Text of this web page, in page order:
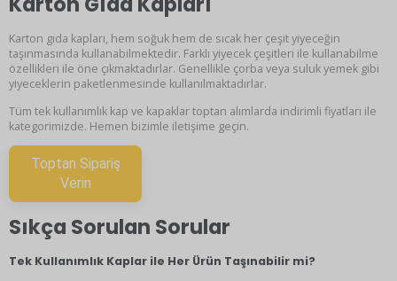
Karton gıda kapları, hem soğuk hem de sıcak her çeşit yiyeceğin
taşınmasında kullanabilmektedir. Farklı yiyecek çeşitleri ile kullanabilme
özellikleri ile öne çıkmaktadırlar. Genellikle çorba veya suluk yemek gibi
yiyeceklerin paketlenmesinde kullanılmaktadırlar.
Tüm tek kullanımlık kap ve kapaklar toptan alımlarda indirimli fiyatları ile
kategorimizde. Hemen bizimle iletişime geçin.
Toptan Sipariş
Verin
Sıkça Sorulan Sorular
Tek Kullanımlık Kaplar ile Her Ürün Taşınabilir mi?